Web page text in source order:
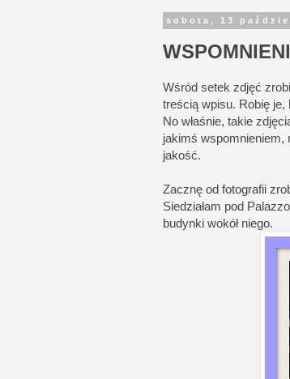
sobota, 13
Wśród setek zdjęć
treścią wpisu. Robię je,
No właśnie, takie
jakimś wspomnieniem,
jakość.
Zacznę od fotografii
Siedziałam pod
budynki wokół niego.